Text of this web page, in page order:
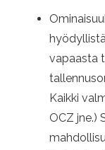
vapaasta
Kaikki
OCZ jne.)